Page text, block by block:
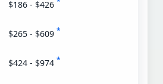
$186 - $426
$265 - $609 *
$424 - $974 *